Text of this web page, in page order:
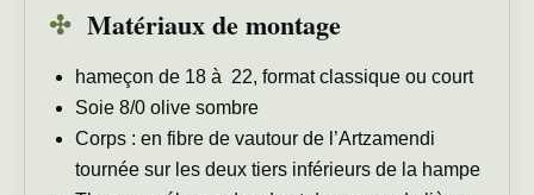
✣ Matériaux de montage
hameçon de 18 à 22, format classique ou court
Soie 8/0 olive sombre
Corps : en fibre de vautour de l’Artzamendi
tournée sur les deux tiers inférieurs de la hampe